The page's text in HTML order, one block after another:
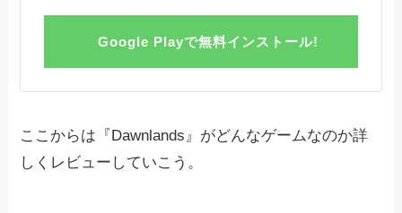
Google Playで無料インストール!
ここからは『Dawnlands』がどんなゲームなのか詳
しくレビューしていこう。